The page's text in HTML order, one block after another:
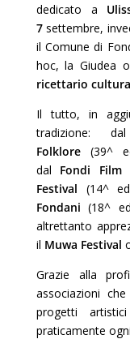
dedicato a
7 settembre,
il Comune di
hoc, la Giudea
ricettario
Il tutto, in
tradizione: dal
Folklore
(39^
dal
Fondi Film
Festival
(14^
Fondani (18^
altrettanto
il Muwa Festival
Grazie alla
associazioni
progetti
praticamente